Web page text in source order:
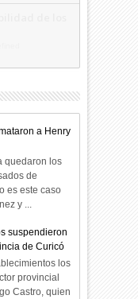
a Henry
quedaron los
de
es este caso
y ...
suspendieron
de Curicó
los
provincial
Castro, quien